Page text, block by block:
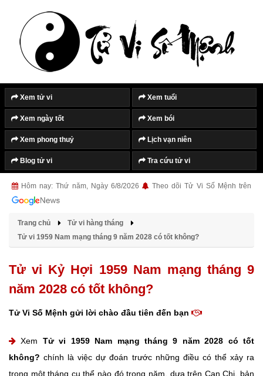
Xem tử vi Xem tuổi
Xem ngày tốt Xem bói
Xem phong thuỷ Lịch vạn niên
Blog tử vi Tra cứu tử vi
Hôm nay: Thứ năm, Ngày 6/8/2026 Theo dõi Tử Vi Số Mệnh trên
Trang chủ
Tử vi hàng tháng
Tử vi 1959 Nam mạng tháng 9 năm 2028 có tốt không?
Tử vi Kỷ Hợi 1959 Nam mạng tháng 9
năm 2028 có tốt không?
Tử Vi Số Mệnh gửi lời chào đầu tiên đến bạn
Xem Tử vi 1959 Nam mạng tháng 9 năm 2028 có tốt
không? chính là việc dự đoán trước những điều có thể xảy ra
trong một tháng cụ thể nào đó trong năm, dựa trên Can Chi, bản